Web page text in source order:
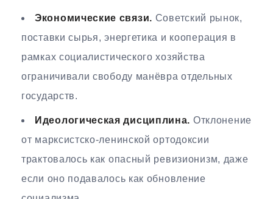
Экономические связи. Советский рынок,
поставки сырья, энергетика и кооперация в
рамках социалистического хозяйства
ограничивали свободу манёвра отдельных
государств.
Идеологическая дисциплина. Отклонение
от марксистско-ленинской ортодоксии
трактовалось как опасный ревизионизм, даже
если оно подавалось как обновление